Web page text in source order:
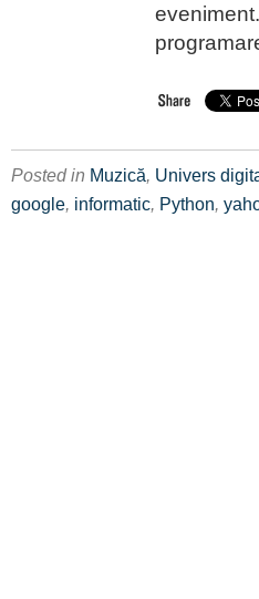
Posted in Muzică, Univers
google, informatic, Python,